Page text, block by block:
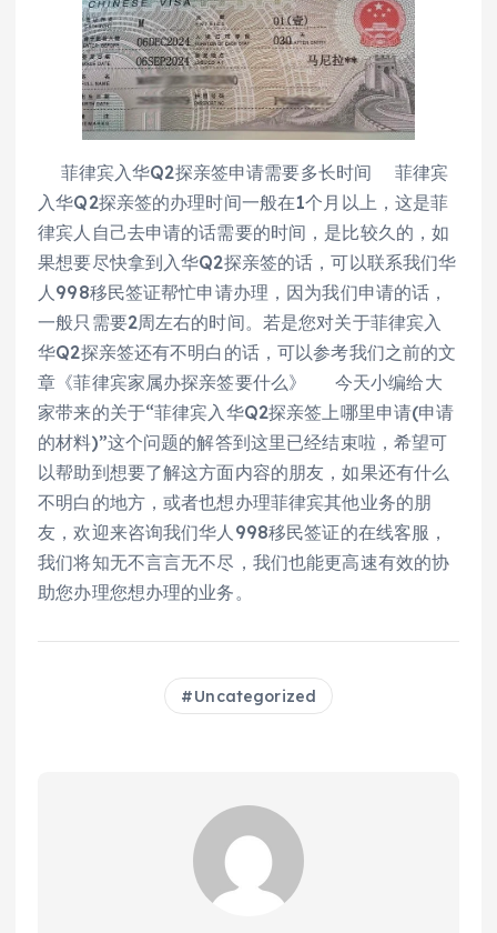
菲律宾入华Q2探亲签申请需要多长时间 菲律宾
入华Q2探亲签的办理时间一般在1个月以上，这是菲
律宾人自己去申请的话需要的时间，是比较久的，如
果想要尽快拿到入华Q2探亲签的话，可以联系我们华
人998移民签证帮忙申请办理，因为我们申请的话，
一般只需要2周左右的时间。若是您对关于菲律宾入
华Q2探亲签还有不明白的话，可以参考我们之前的文
章《菲律宾家属办探亲签要什么》 今天小编给大
家带来的关于“菲律宾入华Q2探亲签上哪里申请(申请
的材料)”这个问题的解答到这里已经结束啦，希望可
以帮助到想要了解这方面内容的朋友，如果还有什么
不明白的地方，或者也想办理菲律宾其他业务的朋
友，欢迎来咨询我们华人998移民签证的在线客服，
我们将知无不言言无不尽，我们也能更高速有效的协
助您办理您想办理的业务。
Uncategorized